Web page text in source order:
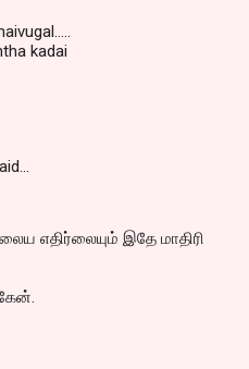
kadai
எதிர்லையும் இதே மாதிரி